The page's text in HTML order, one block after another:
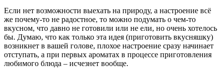
Если нет возможности выехать на природу, а настроение всё
же почему-то не радостное, то можно подумать о чем-то
вкусном, что давно не готовили или не ели, но очень хотелось
бы. Думаю, что как только эта идея (приготовить вкусняшку)
возникнет в вашей голове, плохое настроение сразу начинает
отступать, а при первых ароматах в процессе приготовления
любимого блюда – исчезнет вообще.